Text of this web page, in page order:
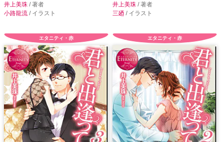
井上美珠 / 著者
小路龍流 / イラスト
井上美珠 / 著者
三廼 / イラスト
エタニティ・赤 エタニティ・赤